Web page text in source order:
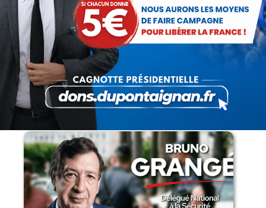
Rechercher
Recherche
:
Articles récents